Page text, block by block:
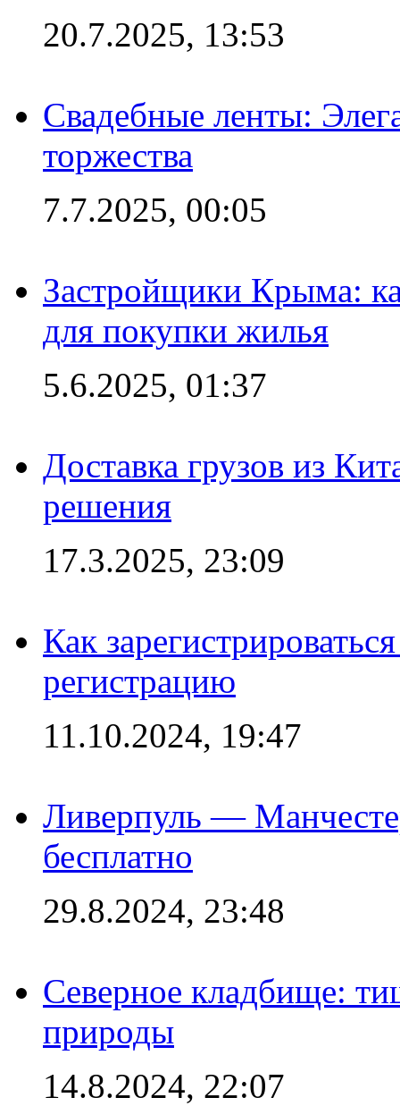
20.7.2025, 13:53
Свадебные ленты:
торжества
7.7.2025, 00:05
Застройщики Крыма:
для покупки жилья
5.6.2025, 01:37
Доставка грузов из
решения
17.3.2025, 23:09
Как
регистрацию
11.10.2024, 19:47
Ливерпуль —
бесплатно
29.8.2024, 23:48
Северное кладбище:
природы
14.8.2024, 22:07